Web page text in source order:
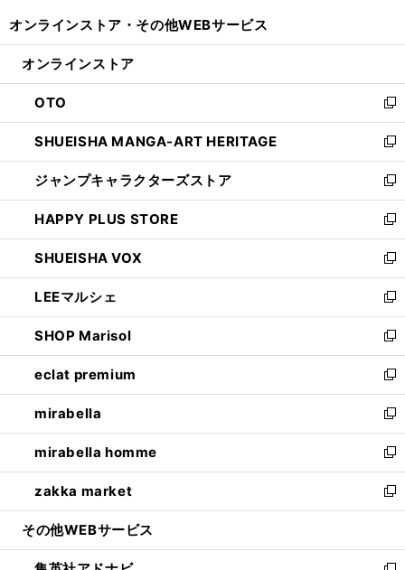
開
ン
ウ
で
開
く
ウ
ン
ド
ウ
で
開
く
オンラインストア・ その他WEBサービス
オンラインストア
OTO
新
し
い
ウ
ィ
ン
ド
ウ
で
開
く
SHUEISHA MANGA-ART HERITAGE
新
し
い
ウ
ィ
ン
ド
ウ
で
開
く
ジャンプキャラクターズストア
新
し
い
ウ
ィ
ン
ド
ウ
で
開
く
HAPPY PLUS STORE
新
し
い
ウ
ィ
ン
ド
ウ
で
開
く
SHUEISHA VOX
新
し
い
ウ
ィ
ン
ド
ウ
で
開
く
LEEマルシェ
新
し
い
ウ
ィ
ン
ド
ウ
で
開
く
SHOP Marisol
新
し
い
ウ
ィ
ン
ド
ウ
で
開
eclat premium
新
し
い
ウ
ィ
ン
ド
ウ
開
mirabella
新
し
い
ウ
ィ
ン
ウ
mirabella homme
新
し
い
ウ
ン
zakka market
新
し
ウ
その他WEBサービス